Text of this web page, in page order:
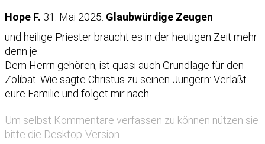
Hope F. 31. Mai 2025: Glaubwürdige Zeugen
und heilige Priester braucht es in der heutigen Zeit mehr
denn je.
Dem Herrn gehören, ist quasi auch Grundlage für den
Zölibat. Wie sagte Christus zu seinen Jüngern: Verlaßt
eure Familie und folget mir nach.
Um selbst Kommentare verfassen zu können nützen sie
bitte die Desktop-Version